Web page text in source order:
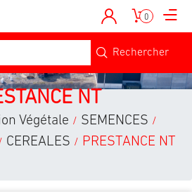
0
NT
Végétale / SEMENCES /
CEREALES / PRESTANCE NT